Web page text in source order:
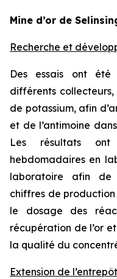
Mine d’or de
Recherche et
Des essais ont
différents
de potassium, afin
et de l’antimoine
Les résultats
hebdomadaires en
laboratoire afin de
chiffres de production
le dosage des
récupération de l’or
la qualité du
Extension de